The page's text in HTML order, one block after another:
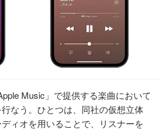
Music」で提供する楽曲において
なう。ひとつは、同社の仮想立体
ィオを用いることで、リスナーを